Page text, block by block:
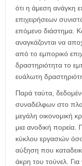
ότι η άμεση ανάγκη
επιχειρήσεων
επόμενο διάστημα.
αναγκάζονται να
από το εμπορικό
δραστηριότητα το
ευάλωτη
Παρά ταύτα,
συναδέλφων στο
μεγάλη οικονομική
μια ανοδική πορεία.
κύκλου εργασιών
αύξηση που
άκρη του τούνελ.